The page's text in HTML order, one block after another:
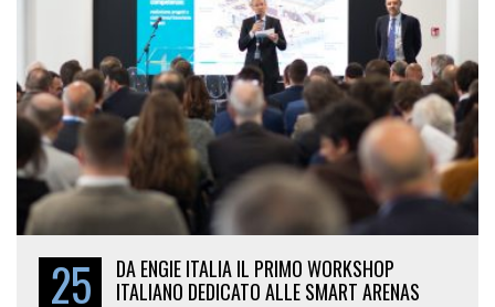
25
DA ENGIE ITALIA IL PRIMO WORKSHOP
ITALIANO DEDICATO ALLE SMART ARENAS